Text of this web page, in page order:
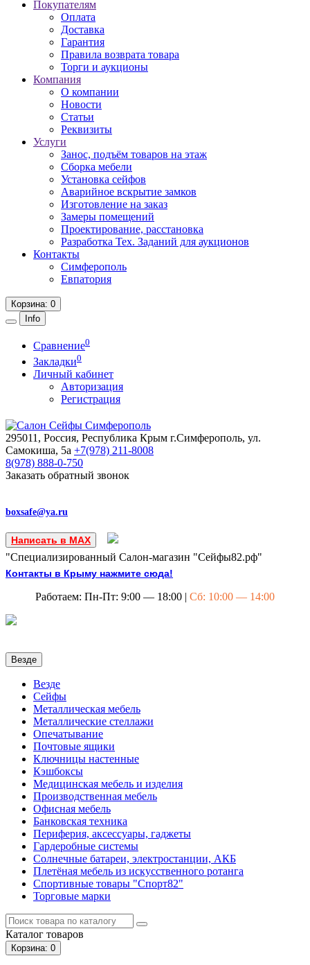
Покупателям
Оплата
Доставка
Гарантия
Правила возврата товара
Торги и аукционы
Компания
О компании
Новости
Статьи
Реквизиты
Услуги
Занос, подъём товаров на этаж
Сборка мебели
Установка сейфов
Аварийное вскрытие замков
Изготовление на заказ
Замеры помещений
Проектирование, расстановка
Разработка Тех. Заданий для аукционов
Контакты
Симферополь
Евпатория
Корзина: 0
Info
Сравнение0
Закладки0
Личный кабинет
Авторизация
Регистрация
295011, Россия, Республика Крым г.Симферополь, ул.
Самокиша, 5а +7(978) 211-8008
8(978) 888-0-750
Заказать обратный звонок
boxsafe@ya.ru
Написать в MAX
"Специализированный Салон-магазин "Сейфы82.рф"
Контакты в Крыму нажмите сюда!
Работаем: Пн-Пт: 9:00 — 18:00 | Сб: 10:00 — 14:00
Везде
Везде
Сейфы
Металлическая мебель
Металлические стеллажи
Опечатывание
Почтовые ящики
Ключницы настенные
Кэшбоксы
Медицинская мебель и изделия
Производственная мебель
Офисная мебель
Банковская техника
Периферия, аксессуары, гаджеты
Гардеробные системы
Солнечные батареи, электростанции, АКБ
Плетёная мебель из искусственного ротанга
Спортивные товары "Спорт82"
Торговые марки
Каталог товаров
Корзина: 0